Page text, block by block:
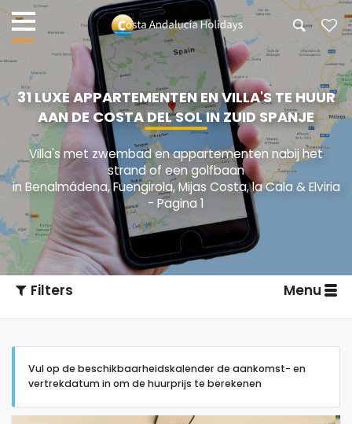
31 LUXE APPARTEMENTEN EN VILLA'S TE HUUR
AAN DE COSTA DEL SOL IN ZUID SPANJE
Villa's met zwembad en appartementen nabij het
strand of een golfbaan
in Benalmádena, Fuengirola, Mijas Costa, la Cala & Elviria
- Pagina 1
Filters Menu
Vul op de beschikbaarheidskalender de aankomst- en
vertrekdatum in om de huurprijs te berekenen